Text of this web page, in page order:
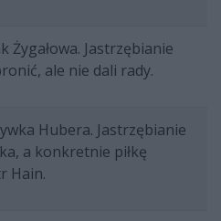
Żygałowa. Jastrzębianie
ale nie dali rady.
Hubera. Jastrzębianie
a konkretnie piłkę
Hain.